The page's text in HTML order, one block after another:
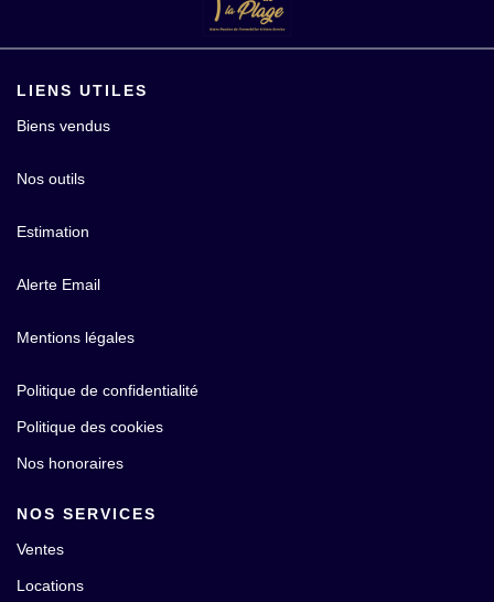
LIENS UTILES
Biens vendus
Nos outils
Estimation
Alerte Email
Mentions légales
Politique de confidentialité
Politique des cookies
Nos honoraires
NOS SERVICES
Ventes
Locations